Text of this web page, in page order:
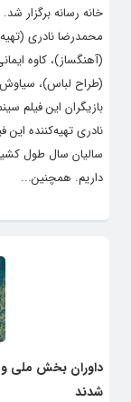
خبری فیلم سینمایی
خانه رسانه برگزار
محمدرضا نادری
(آهنگساز)، کاوه
(طراح لباس)،
بازیگران این فیلم
نادری تهیه‌کننده
سالیان سال طول
داوران بخش ملی و